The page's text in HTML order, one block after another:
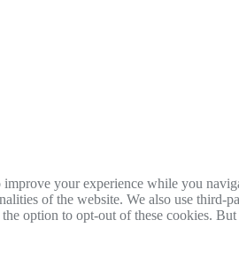
your experience while you
of the website. We also use third-
option to opt-out of these cookies.